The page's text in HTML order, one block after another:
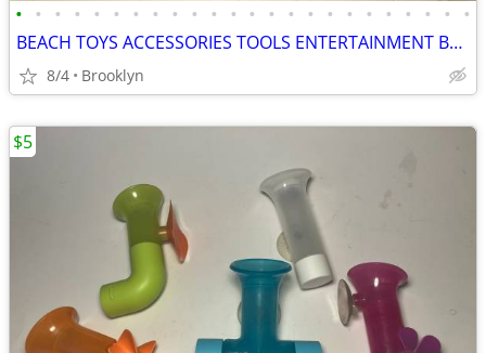
• • • • • • • • • • • • • • • • • • • • • • • •
BEACH TOYS ACCESSORIES TOOLS ENTERTAINMENT BREAKAWAY KIDS OUTDOOR FUN
8/4 Brooklyn
$5